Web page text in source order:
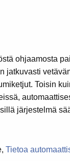
ohjaamosta
jatkuvasti
Toisin
järjestelmä
, Tietoa